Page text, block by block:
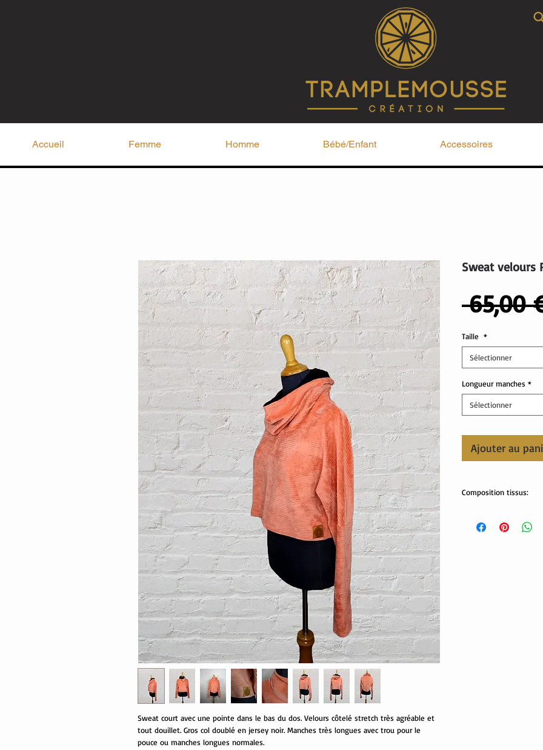
Sweat court avec une pointe dans le bas du dos. Velours côtelé stretch très agréable et
tout douillet. Gros col doublé en jersey noir. Manches très longues avec trou pour le
pouce ou manches longues normales.
Sweat velours
65,00
Taille *
Sélectionner
Longueur manches *
Sélectionner
Ajouter au
Composition tissus:
Velours: 80% coton,
Accueil Femme Homme Bébé/Enfant Accessoires